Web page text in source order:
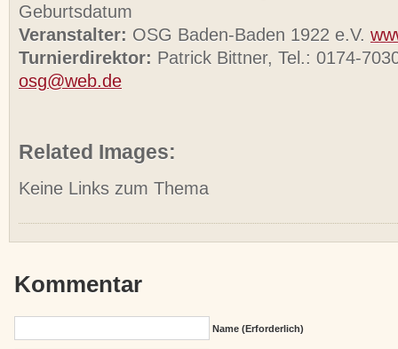
Geburtsdatum
Veranstalter: OSG Baden-Baden 1922 e.V.
Turnierdirektor: Patrick Bittner, Tel.: 0174-
osg@web.de
Related Images:
Keine Links zum Thema
Kommentar
Name (erforderlich)